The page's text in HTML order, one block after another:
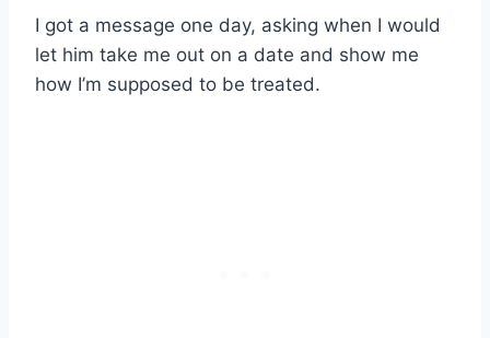
I got a message one day, asking when I would
let him take me out on a date and show me
how I’m supposed to be treated.